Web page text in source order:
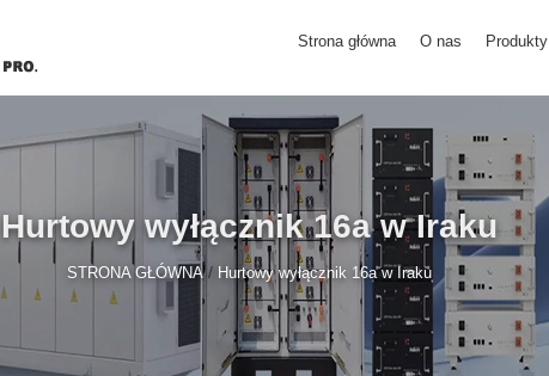
Strona główna O nas Produkty
Hurtowy wyłącznik 16a w Iraku
STRONA GŁÓWNA/ Hurtowy wyłącznik 16a w Iraku